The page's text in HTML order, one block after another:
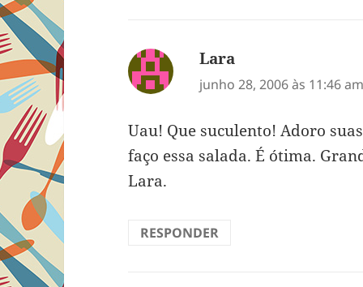
Lara
junho 28, 2006 às 11:46 am
Uau! Que suculento! Adoro
faço essa salada. É ótima.
Lara.
RESPONDER